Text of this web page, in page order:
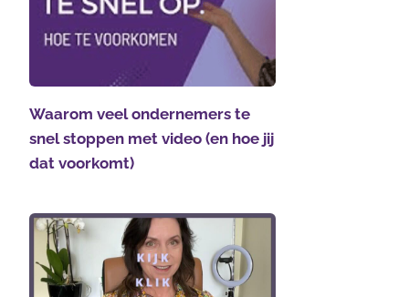
Waarom veel ondernemers te
snel stoppen met video (en hoe jij
dat voorkomt)